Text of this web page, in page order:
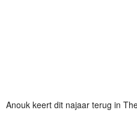
Anouk keert dit najaar terug in